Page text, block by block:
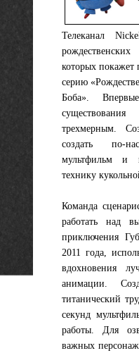
Телеканал
которых покажет
серию
Бобa».
трехмерным.
создать по-
мультфильм и
технику
Команда
работать над
приключения
2011 года,
вдохновения
анимации.
титанический
секунд
работы. Для
важных